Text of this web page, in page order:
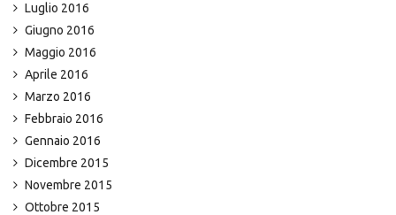
Luglio 2016
Giugno 2016
Maggio 2016
Aprile 2016
Marzo 2016
Febbraio 2016
Gennaio 2016
Dicembre 2015
Novembre 2015
Ottobre 2015